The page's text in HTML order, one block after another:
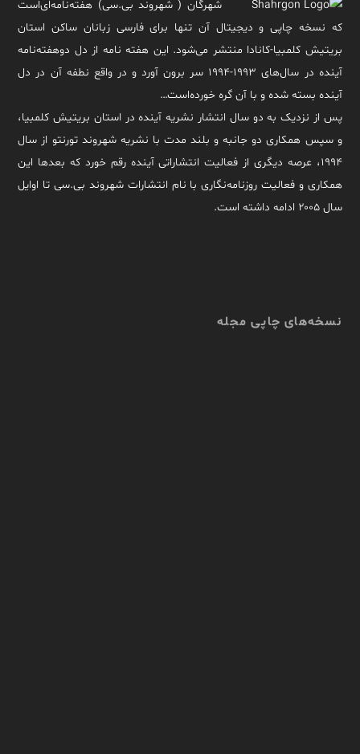
شهرگان ( شهروند بی.سی) هفته‌نامه‌ای‌است
که نسخه چاپی و دیجیتال آن تنها برای فارسی زبانان ساکن استان
بریتیش کلمبیا-کانادا منتشر می‌شود. این هفته نامه از دل دوهفته‌نامه
آینده در سال‌های ۱۹۹۳-۱۹۹۴ سر برون آورد و در واقع نطفه آن در دل
آینده بسته شده و با آن گره خورده‌است…
پس از نزدیک به دو سال انتشار نشریه آینده در استان بریتیش کلمبیا،
و سپس همکاری دو جانبه و بلند مدت با نشریه شهروند تورنتو از سال
۱۹۹۴، عرصه دیگری از فعالیت انتشاراتی آینده رقم خورد که بعدها این
همکاری و فعالیت روزنامه‌نگاری با نام انتشارات شهروند بی.سی تا اوایل
سال ۲۰۰۵ ادامه داشته است.
نسخه‌های چاپی مجله